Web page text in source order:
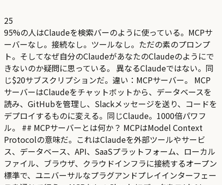
25
95%の人はClaudeを検索バーのように使っている。MCPサ
ーバーなし。接続なし。ツールなし。ただの素のプロンプ
ト。そしてなぜ自分のClaudeがあなたのClaudeのようにで
きないのか疑問に思っている。 異なるClaudeではない。同
じ$20サブスクリプションだ。違い：MCPサーバー。 MCP
サーバーはClaudeをチャットボットから、データベースを
読み、GitHubを管理し、Slackメッセージを送り、コードを
デプロイするものに変える。同じClaude。1000倍パワフ
ル。 ## MCPサーバーとは何か？ MCPはModel Context
Protocolの意味だ。これはClaudeを外部ツールやサービ
ス、データベース、API、SaaSプラットフォーム、ローカル
ファイル、ブラウザ、クラウドインフラに接続するオープン
標準で、ユニバーサルなプラグアンドプレイインターフェー